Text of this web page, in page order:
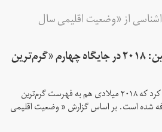
از «وضعیت اقلیمی سال
بیستمین سال تب‌دار زمین: ۲۰۱۸ در جایگاه چهارم «گرم‌ترین
سازمان جهانی هواشناسی اعلام کرد که ۲۰۱۸ میلادی هم به فهرست گرم‌ترین
شده است. بر اساس گزارش « وضعیت اقلیمی